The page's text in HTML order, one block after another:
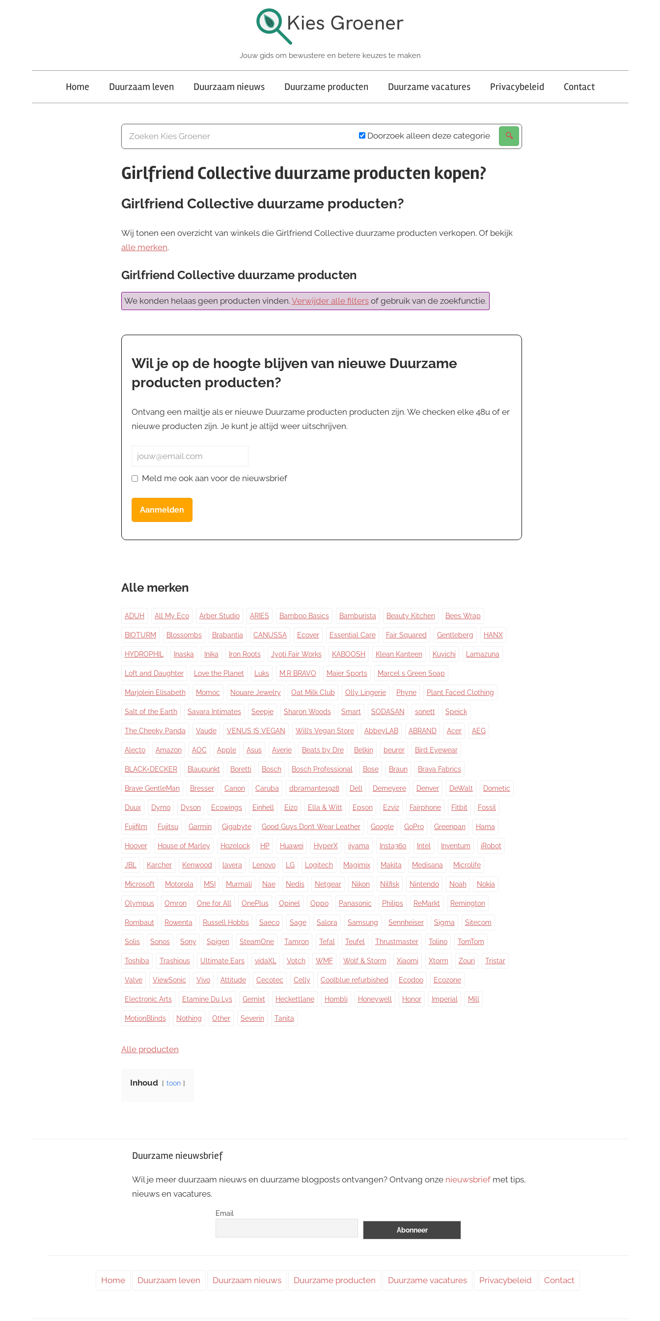
Kies
Groener
Jouw gids om bewustere en betere keuzes te maken
Home Duurzaam leven Duurzaam nieuws Duurzame producten Duurzame vacatures Privacybeleid Contact
Doorzoek alleen deze categorie
Girlfriend Collective duurzame producten kopen?
Girlfriend Collective duurzame producten?
Wij tonen een overzicht van winkels die Girlfriend Collective duurzame producten verkopen. Of bekijk
alle merken.
Girlfriend Collective duurzame producten
We konden helaas geen producten vinden. Verwijder alle filtersof gebruik van de zoekfunctie.
Wil je op de hoogte blijven van nieuwe Duurzame
producten producten?
Ontvang een mailtje als er nieuwe Duurzame producten producten zijn. We checken elke 48u of er
nieuwe producten zijn. Je kunt je altijd weer uitschrijven.
Meld me ook aan voor de nieuwsbrief
Aanmelden
Alle merken
ADUH All My Eco Arber Studio ARIES Bamboo Basics Bamburista Beauty Kitchen Bees Wrap
BIOTURM Blossombs Brabantia CANUSSA Ecover Essential Care Fair Squared Gentleberg HANX
HYDROPHIL Inaska Inika Iron Roots Jyoti Fair Works KABOOSH Klean Kanteen Kuyichi Lamazuna
Loft and Daughter Love the Planet Luks M.R BRAVO Maier Sports Marcel s Green Soap
Marjolein Elisabeth Momoc Nouare Jewelry Oat Milk Club Olly Lingerie Phyne Plant Faced Clothing
Salt of the Earth Savara Intimates Seepje Sharon Woods Smart SODASAN sonett Speick
The Cheeky Panda Vaude VENUS IS VEGAN Will’s Vegan Store AbbeyLAB ABRAND Acer AEG
Alecto Amazon AOC Apple Asus Averie Beats by Dre Belkin beurer Bird Eyewear
BLACK+DECKER Blaupunkt Boretti Bosch Bosch Professional Bose Braun Brava Fabrics
Brave GentleMan Bresser Canon Caruba dbramante1928 Dell Demeyere Denver DeWalt Dometic
Duux Dymo Dyson Ecowings Einhell Eizo Ella & Witt Epson Ezviz Fairphone Fitbit Fossil
Fujifilm Fujitsu Garmin Gigabyte Good Guys Don’t Wear Leather Google GoPro Greenpan Hama
Hoover House of Marley Hozelock HP Huawei HyperX iiyama Insta360 Intel Inventum iRobot
JBL Karcher Kenwood lavera Lenovo LG Logitech Magimix Makita Medisana Microlife
Microsoft Motorola MSI Murmali Nae Nedis Netgear Nikon Nilfisk Nintendo Noah Nokia
Olympus Omron One for All OnePlus Opinel Oppo Panasonic Philips ReMarkt Remington
Rombaut Rowenta Russell Hobbs Saeco Sage Salora Samsung Sennheiser Sigma Sitecom
Solis Sonos Sony Spigen SteamOne Tamron Tefal Teufel Thrustmaster Tolino TomTom
Toshiba Trashious Ultimate Ears vidaXL Votch WMF Wolf & Storm Xiaomi Xtorm Zouri Tristar
Valve ViewSonic Vivo Attitude Cecotec Celly Coolblue refurbished Ecodoo Ecozone
Electronic Arts Etamine Du Lys Gemixt Heckettlane Hombli Honeywell Honor Imperial Mill
MotionBlinds Nothing Other Severin Tanita
Alle producten
Inhoud toon
Duurzame nieuwsbrief
Wil je meer duurzaam nieuws en duurzame blogposts ontvangen? Ontvang onze nieuwsbrief met tips,
nieuws en vacatures.
Email
Home Duurzaam leven Duurzaam nieuws Duurzame producten Duurzame vacatures Privacybeleid Contact